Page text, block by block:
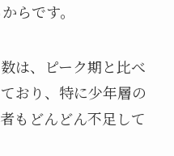
らです。
は、ピーク期と比べ
おり、特に少年層の
もどんどん不足して